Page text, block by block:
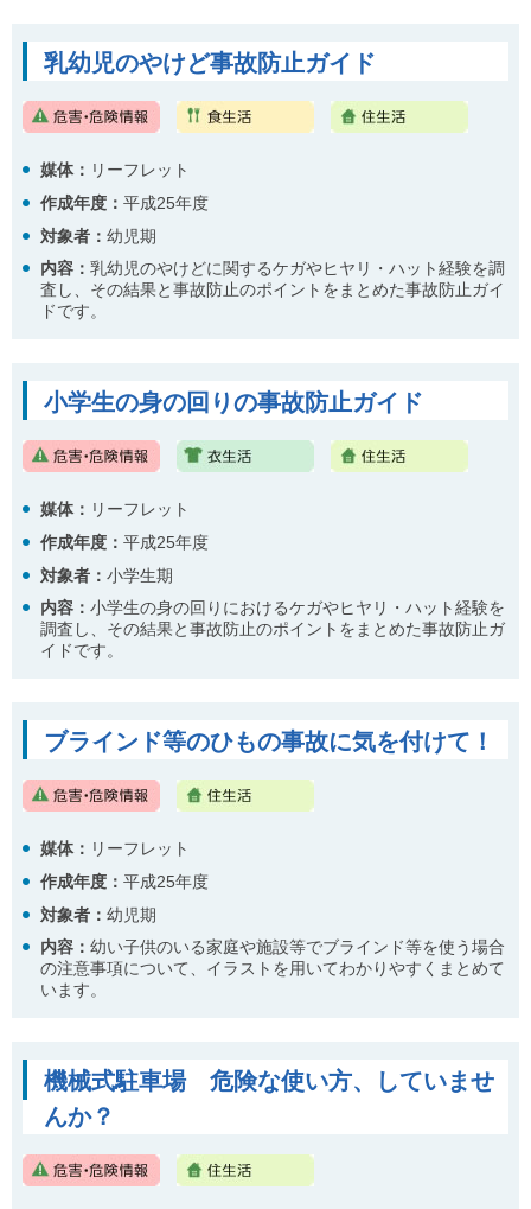
乳幼児のやけど事故防止ガイド
媒体： リーフレット
作成年度： 平成25年度
対象者： 幼児期
内容 ： 乳幼児のやけどに関するケガやヒヤリ・ハット経験を調
査し、その結果と事故防止のポイントをまとめた事故防止ガイ
ドです。
小学生の身の回りの事故防止ガイド
媒体： リーフレット
作成年度： 平成25年度
対象者： 小学生期
内容 ： 小学生の身の回りにおけるケガやヒヤリ・ハット経験を
調査し、その結果と事故防止のポイントをまとめた事故防止ガ
イドです。
ブラインド等のひもの事故に気を付けて！
媒体： リーフレット
作成年度： 平成25年度
対象者： 幼児期
内容 ： 幼い子供のいる家庭や施設等でブラインド等を使う場合
の注意事項について、イラストを用いてわかりやすくまとめて
います。
機械式駐車場 危険な使い方、していませ
んか？